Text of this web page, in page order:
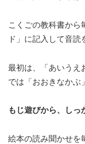
こくごの教科書から
ド」に記入して音読
最初は、「あいうえ
では「おおきなかぶ
もじ遊びから、しっ
絵本の読み聞かせを